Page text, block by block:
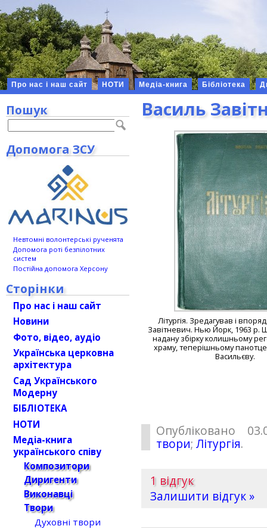
Про нас і наш сайт НОТИ Медіа-книга Бібліотека
Василь
Літургія. Зредагував і
Завітневич. Нью Йорк, 1963 р.
надану збірку колишньому
храму, теперішньому
Васильєву.
Опубліковано
твори;Літургія.
1 відгук
Залишити відгук »
Пошук
Допомога ЗСУ
Невтомні волонтерські рученята
Допомога роті безпілотних
систем
Постійна допомога Херсону
Сторінки
Про нас і наш сайт
Новини
Фото, відео, аудіо
Українська церковна
архітектура
Сад Українського
Модерну
БІБЛІОТЕКА
НОТИ
Медіа-книга
українського співу
Композитори
Диригенти
Виконавці
Твори
Духовні твори